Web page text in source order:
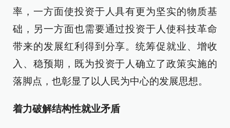
率，一方面使投资于人具有更为坚实的物质基
础，另一方面也需要通过投资于人使科技革命
带来的发展红利得到分享。统筹促就业、增收
入、稳预期，既为投资于人确立了政策实施的
落脚点，也彰显了以人民为中心的发展思想。
着力破解结构性就业矛盾